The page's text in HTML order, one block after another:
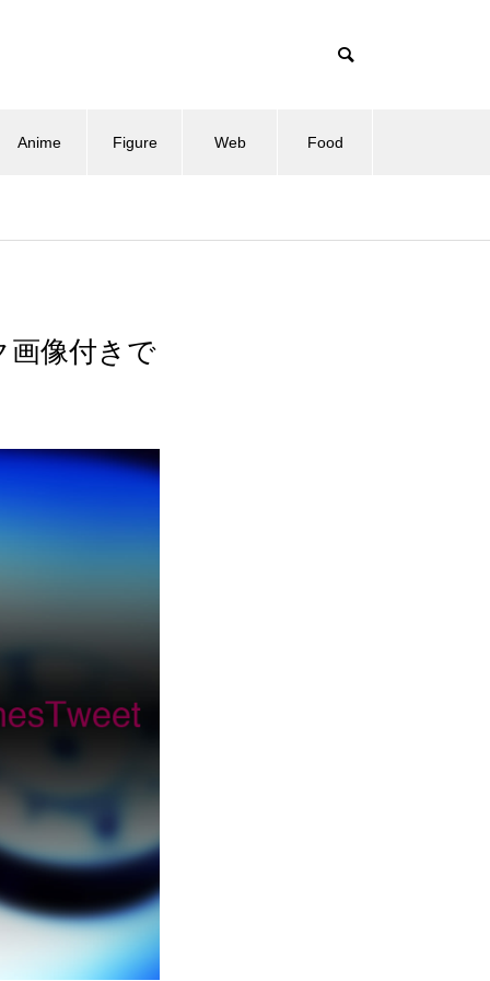
Anime Figure Web Food
画像付きで